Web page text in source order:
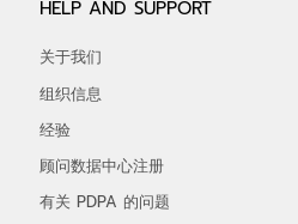
HELP AND SUPPORT
关于我们
组织信息
经验
顾问数据中心注册
有关 PDPA 的问题